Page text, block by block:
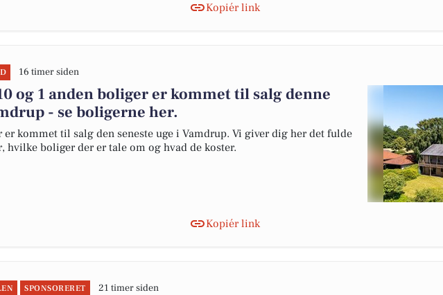
Kopiér link
16 timer siden
og 1 anden boliger er kommet til salg denne
- se boligerne her.
er kommet til salg den seneste uge i Vamdrup. Vi giver dig her det fulde
hvilke boliger der er tale om og hvad de koster.
Kopiér link
SPONSORERET 21 timer siden